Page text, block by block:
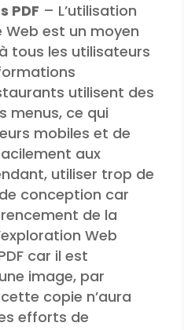
PDF – L’utilisation
Web est un moyen
tous les utilisateurs
utilisent des
menus, ce qui
mobiles et de
aux
utiliser trop de
conception car
de la
Web
car il est
image, par
copie n’aura
efforts de